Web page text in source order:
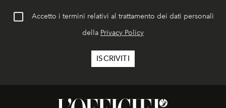
Accetto i termini relativi al trattamento dei dati personali
della Privacy Policy